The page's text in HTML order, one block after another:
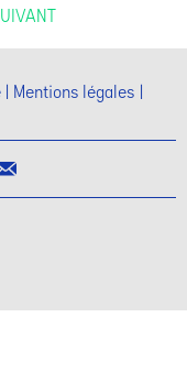
Mentions légales